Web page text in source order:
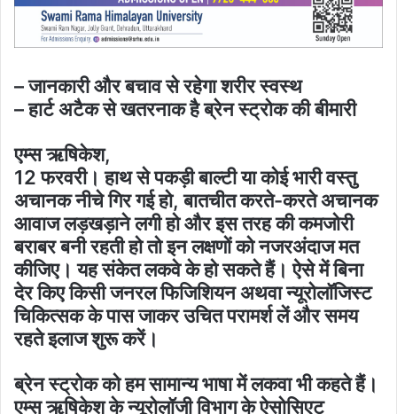
– जानकारी और बचाव से रहेगा शरीर स्वस्थ
– हार्ट अटैक से खतरनाक है ब्रेन स्ट्रोक की बीमारी
एम्स ऋषिकेश,
12 फरवरी। हाथ से पकड़ी बाल्टी या कोई भारी वस्तु
अचानक नीचे गिर गई हो, बातचीत करते-करते अचानक
आवाज लड़खड़ाने लगी हो और इस तरह की कमजोरी
बराबर बनी रहती हो तो इन लक्षणों को नजरअंदाज मत
कीजिए। यह संकेत लकवे के हो सकते हैं। ऐसे में बिना
देर किए किसी जनरल फिजिशियन अथवा न्यूरोलॉजिस्ट
चिकित्सक के पास जाकर उचित परामर्श लें और समय
रहते इलाज शुरू करें।
ब्रेन स्ट्रोक को हम सामान्य भाषा में लकवा भी कहते हैं।
एम्स ऋषिकेश के न्यूरोलॉजी विभाग के ऐसोसिएट